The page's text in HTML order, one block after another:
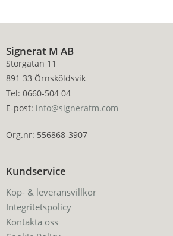
Signerat M AB
Storgatan 11
891 33 Örnsköldsvik
Tel: 0660-504 04
E-post: info@signeratm.com
Org.nr: 556868-3907
Kundservice
Köp- & leveransvillkor
Integritetspolicy
Kontakta oss